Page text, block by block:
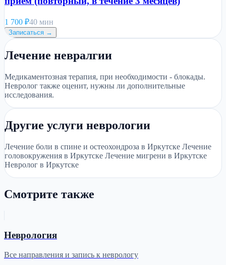
1 700 ₽40 мин
Записаться →
Лечение невралгии
Медикаментозная терапия, при необходимости - блокады.
Невролог также оценит, нужны ли дополнительные
исследования.
Другие услуги неврологии
Лечение боли в спине и остеохондроза в Иркутске Лечение
головокружения в Иркутске Лечение мигрени в Иркутске
Невролог в Иркутске
Смотрите также
Неврология
Все направления и запись к неврологу